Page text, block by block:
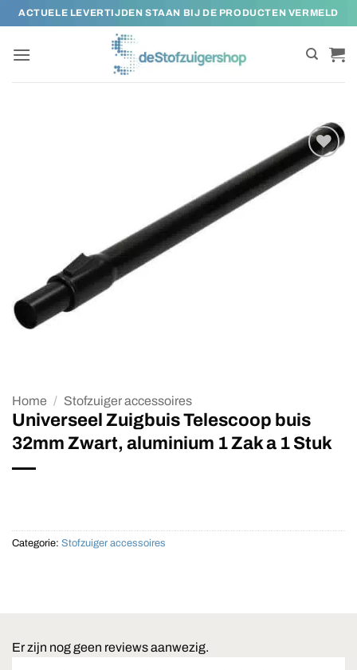
naar
inhoud
ACTUELE LEVERTIJDEN STAAN BIJ DE PRODUCTEN VERMELD
Toevoegen
Home / Stofzuiger accessoires
Universeel Zuigbuis Telescoop buis
32mm Zwart, aluminium 1 Zak a 1 Stuk
Categorie: Stofzuiger accessoires
Er zijn nog geen reviews aanwezig.